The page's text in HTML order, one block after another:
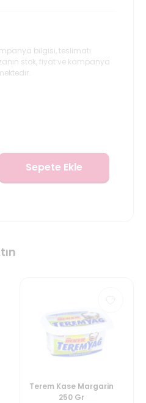
bilgisi, teslimatı
stok, fiyat ve kampanya
Sepete Ekle
Terem Kase Margarin
250 Gr